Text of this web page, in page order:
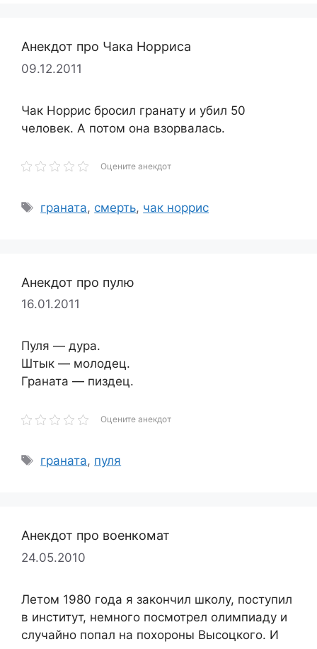
Анекдот про Чака Норриса
09.12.2011
Чак Норрис бросил гранату и убил 50
человек. А потом она взорвалась.
Оцените анекдот
Метки
граната, смерть, чак норрис
Анекдот про пулю
16.01.2011
Пуля — дура.
Штык — молодец.
Граната — пиздец.
Оцените анекдот
Метки
граната, пуля
Анекдот про военкомат
24.05.2010
Летом 1980 года я закончил школу, поступил
в институт, немного посмотрел олимпиаду и
случайно попал на похороны Высоцкого. И